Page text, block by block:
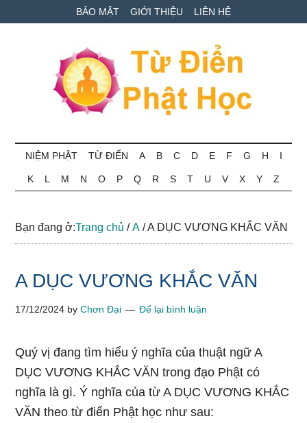
to
to
qua
BẢO MẬT GIỚI THIỆU LIÊN HỆ
Từ
điển
Phật
học
ngữ
NIỆM PHẬT TỪ ĐIỂN A B C D E F G H I
K L M N O P Q R S T U V X Y Z
Bạn đang ở:Trang chủ / A /A DỤC VƯƠNG KHẮC VĂN
A DỤC VƯƠNG KHẮC VĂN
17/12/2024 byChơn Đại Để lại bình luận
Quý vị đang tìm hiểu ý nghĩa của thuật ngữ A
DỤC VƯƠNG KHẮC VĂN trong đạo Phật có
nghĩa là gì. Ý nghĩa của từ A DỤC VƯƠNG KHẮC
VĂN theo từ điển Phật học như sau: